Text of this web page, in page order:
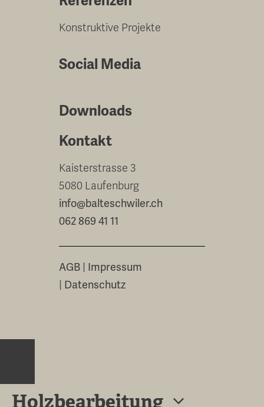
Konstruktive Projekte
Social Media
Downloads
Kontakt
Kaisterstrasse 3
5080 Laufenburg
info@balteschwiler.ch
062 869 41 11
AGB
Impressum
Datenschutz
Close
Holzbearbeitung